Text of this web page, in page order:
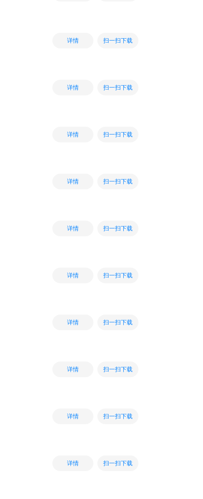
详情 扫一扫下载
详情 扫一扫下载
详情 扫一扫下载
详情 扫一扫下载
详情 扫一扫下载
详情 扫一扫下载
详情 扫一扫下载
详情 扫一扫下载
详情 扫一扫下载
详情 扫一扫下载